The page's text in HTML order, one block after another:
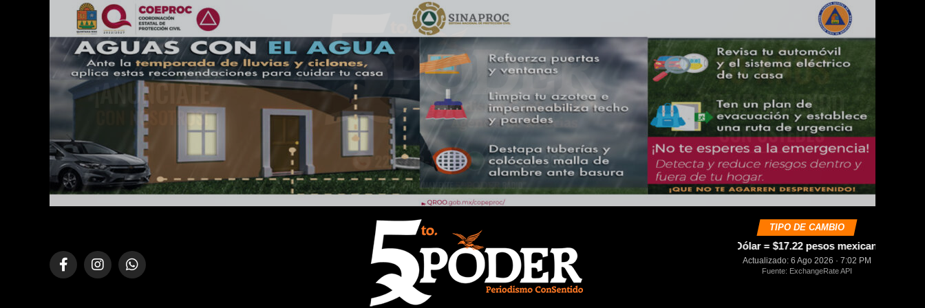
TIPO DE CAMBIO
1 Dólar = $17.22 pesos mexicanos 0.00%
Actualizado: 6 Ago 2026 · 7:02 PM
Fuente: ExchangeRate API